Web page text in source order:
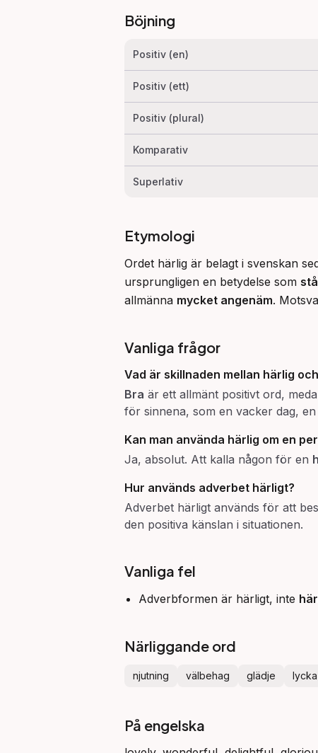
Böjning
Positiv (en)
Positiv (ett)
Positiv (plural)
Komparativ
Superlativ
Etymologi
Ordet härlig är belagt i svenskan
ursprungligen en betydelse som
allmänna mycket angenäm.
Vanliga frågor
Vad är skillnaden mellan härlig och
Bra är ett allmänt positivt ord,
för sinnena, som en vacker dag,
Kan man använda härlig om en
Ja, absolut. Att kalla någon för en
Hur används adverbet härligt?
Adverbet härligt används för att
den positiva känslan i situationen.
Vanliga fel
Adverbformen är härligt, inte
Närliggande ord
njutning välbehag glädje lycka
På engelska